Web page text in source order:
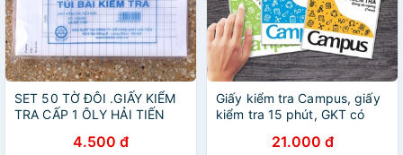
SET 50 TỜ ĐÔI .GIẤY KIỂM
TRA CẤP 1 ÔLY HẢI TIẾN
4.500 đ
Giấy kiểm tra Campus, giấy
kiểm tra 15 phút, GKT có
Soleil Home21.000 đ